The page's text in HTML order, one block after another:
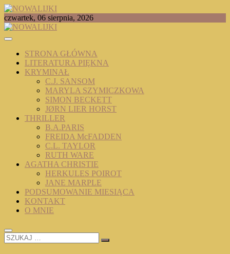
Skip
to
content
NOWALIJKI
TOMASZ RADOCHOŃSKI PISZE O KSIĄŻKACH
czwartek, 06 sierpnia, 2026
STRONA GŁÓWNA
LITERATURA PIĘKNA
KRYMINAŁ
C.J. SANSOM
MARYLA SZYMICZKOWA
SIMON BECKETT
JØRN LIER HORST
THRILLER
B.A.PARIS
FREIDA McFADDEN
C.L. TAYLOR
RUTH WARE
AGATHA CHRISTIE
HERKULES POIROT
JANE MARPLE
PODSUMOWANIE MIESIĄCA
KONTAKT
O MNIE
SZUKAJ
…